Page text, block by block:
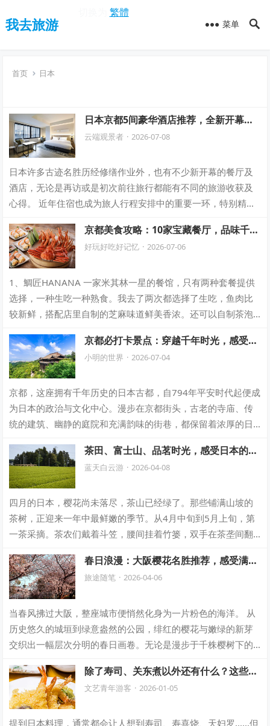
繁體
我去旅游 菜单
首页 日本
日本京都5间豪华酒店推荐，全新开幕与
百年历史酒店，跳脱日常的奢美体验
云端观景者 · 2026-07-08
日本许多古迹名胜历经修缮作业外，也有不少新开幕的餐厅及
酒店，无论是再访或是初次前往旅行都能有不同的旅游收获及
心得。 近年住宿也成为旅人行程安排中的重要一环，特别精选
京都美食攻略：10家宝藏餐厅，品味千年
古都的日式风味
好玩好吃好记忆 · 2026-07-06
1、鯛匠HANANA 一家米其林一星的餐馆，只有两种套餐提供
选择，一种生吃一种熟食。我去了两次都选择了生吃，鱼肉比
较新鲜，搭配店里自制的芝麻味道鲜美香浓。还可以自制茶泡
京都必打卡景点：穿越千年时光，感受日
本古都之美
小明的世界 · 2026-07-04
京都，这座拥有千年历史的日本古都，自794年平安时代起便成
为日本的政治与文化中心。漫步在京都街头，古老的寺庙、传
统的建筑、幽静的庭院和充满韵味的街巷，都保留着浓厚的日
茶田、富士山、品茗时光，感受日本的宁
静与优雅
蓝天白云游 · 2026-04-08
四月的日本，樱花尚未落尽，茶山已经绿了。那些铺满山坡的
茶树，正迎来一年中最鲜嫩的季节。从4月中旬到5月上旬，第
一茶采摘。茶农们戴着斗笠，腰间挂着竹篓，双手在茶垄间翻
春日浪漫：大阪樱花名胜推荐，感受满城
粉色风情
旅途随笔 · 2026-04-06
当春风拂过大阪，整座城市便悄然化身为一片粉色的海洋。 从
历史悠久的城垣到绿意盎然的公园，绯红的樱花与嫩绿的新芽
交织出一幅层次分明的春日画卷。无论是漫步于千株樱树下的
除了寿司、关东煮以外还有什么？这些日
式料理你不一定都知道！
文艺青年游客 · 2026-01-05
提到日本料理，通常都会让人想到寿司、寿喜烧、天妇罗……但